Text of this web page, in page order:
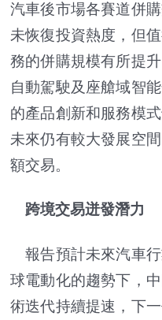
汽車後市場各賽道併
未恢復投資熱度，但
務的併購規模有所提
自動駕駛及座艙域智
的產品創新和服務模
未來仍有較大發展空
額交易。
跨境交易迸發潛力
報告預計未來汽車
球電動化的趨勢下，
術迭代持續提速，下